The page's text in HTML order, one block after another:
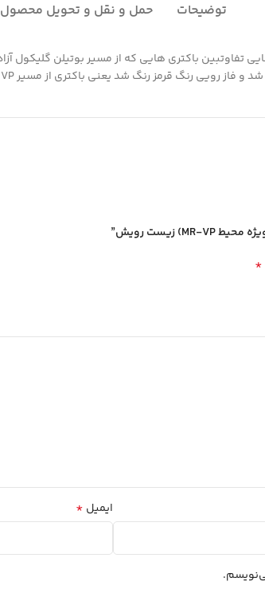
توضیحات حمل و نقل و تحویل محصول
*
ایمیل *